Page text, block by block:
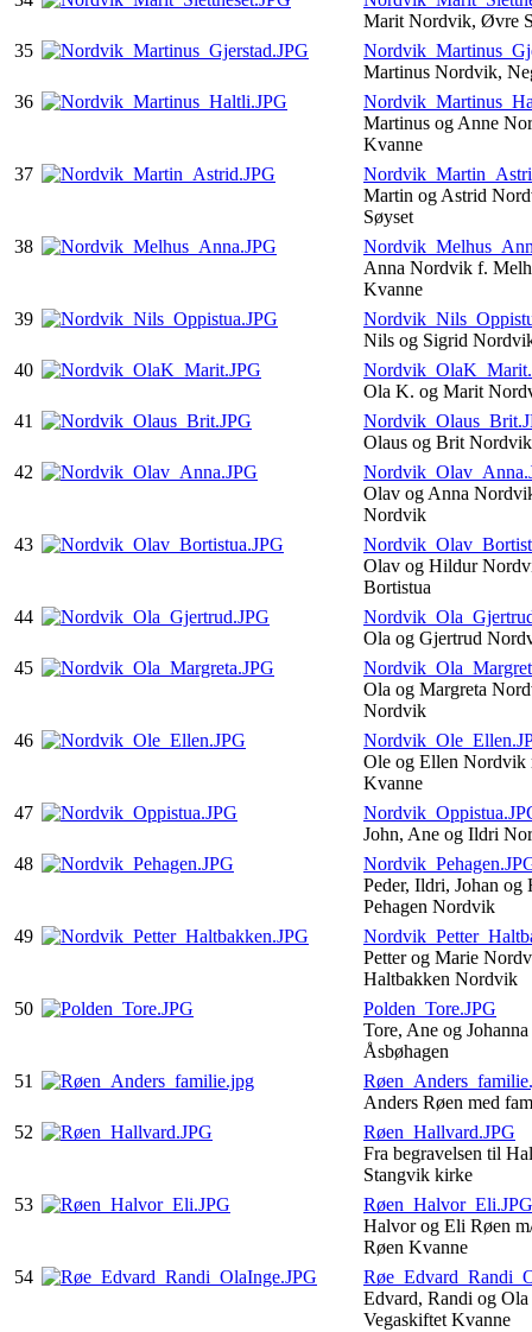
Marit Nordvik, Øvre
35
Martinus Nordvik,
36
Martinus og Anne
Kvanne
37
Martin og Astrid
Søyset
38
Anna Nordvik f.
Kvanne
39
Nils og Sigrid
40
Ola K. og Marit
41
Olaus og Brit
42
Olav og Anna
Nordvik
43
Olav og Hildur
Bortistua
44
Ola og Gjertrud
45
Ola og Margreta
Nordvik
46
Ole og Ellen Nordvik
Kvanne
47
John, Ane og Ildri
48
Peder, Ildri, Johan
Pehagen Nordvik
49
Petter og Marie
Haltbakken Nordvik
50
Polden_Tore.JPG
Tore, Ane og
Åsbøhagen
51
Anders Røen med
52
Røen_Hallvard.JPG
Fra begravelsen til
Stangvik kirke
53
Røen_Halvor_Eli.JPG
Halvor og Eli Røen
Røen Kvanne
54
Edvard, Randi og
Vegaskiftet Kvanne